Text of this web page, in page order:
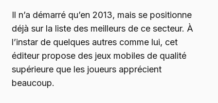
Il n’a démarré qu’en 2013, mais se positionne
déjà sur la liste des meilleurs de ce secteur. À
l’instar de quelques autres comme lui, cet
éditeur propose des jeux mobiles de qualité
supérieure que les joueurs apprécient
beaucoup.